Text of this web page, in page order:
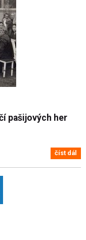
pašijových her
číst dál